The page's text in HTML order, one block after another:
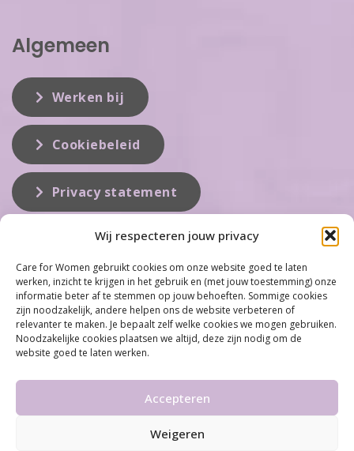
Wij respecteren jouw privacy
Care for Women gebruikt cookies om onze website goed te laten
werken, inzicht te krijgen in het gebruik en (met jouw toestemming) onze
informatie beter af te stemmen op jouw behoeften. Sommige cookies
zijn noodzakelijk, andere helpen ons de website verbeteren of
relevanter te maken. Je bepaalt zelf welke cookies we mogen gebruiken.
Noodzakelijke cookies plaatsen we altijd, deze zijn nodig om de
website goed te laten werken.
Accepteren
Weigeren
Algemeen
Werken bij
Cookiebeleid
Privacy statement
Care for Women is de eerste organisatie die zich inzet op het gebied
van hormonale problemen bij vrouwen. Met ruim 100 locaties
behoort Care for Women tot één van de grootste organisaties op dit
vakgebied...